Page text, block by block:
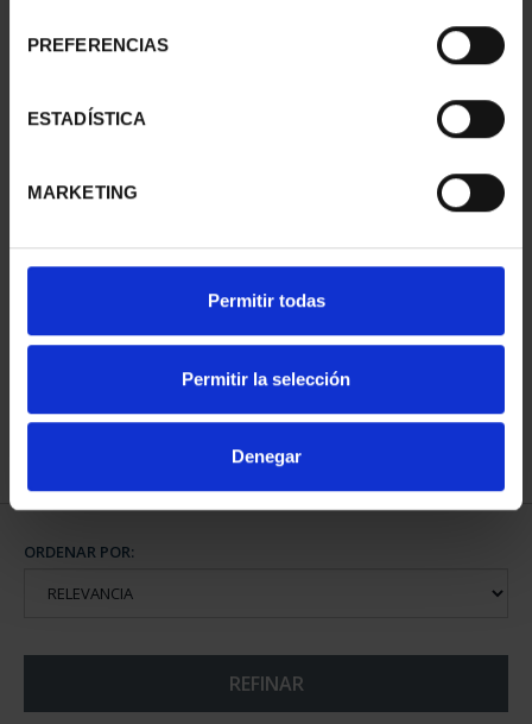
PREFERENCIAS
ESTADÍSTICA
MARKETING
Permitir todas
Permitir la selección
Denegar
SUSCRIPCIÓN CIUDADES
PATRIMONIO DE LA
HU...
registrados
ORDENAR POR:
REFINAR